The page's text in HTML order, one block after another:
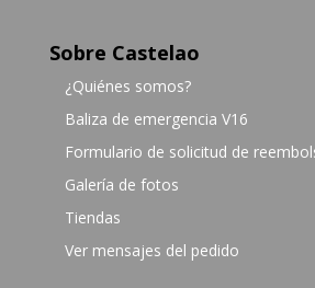
Sobre Castelao
¿Quiénes somos?
Baliza de emergencia V16
Formulario de solicitud de
Galería de fotos
Tiendas
Ver mensajes del pedido